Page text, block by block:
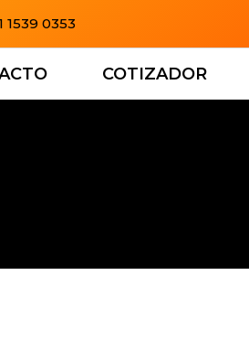
1539 0353
COTIZADOR